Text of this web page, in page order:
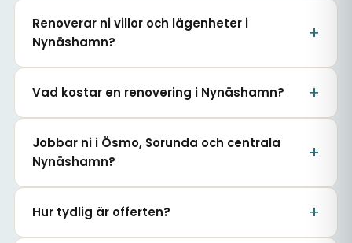
Renoverar ni villor och lägenheter i
Nynäshamn?
Vad kostar en renovering i Nynäshamn?
Jobbar ni i Ösmo, Sorunda och centrala
Nynäshamn?
Hur tydlig är offerten?